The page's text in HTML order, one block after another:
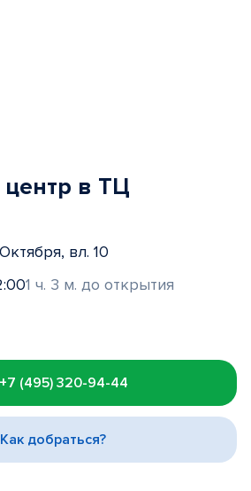
в ТЦ
вл. 10
1 ч. 3 м. до открытия
+7 (495) 320-94-44
Как добраться?